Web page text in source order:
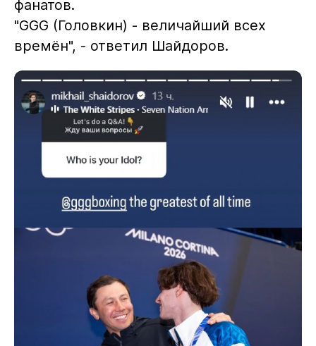
фанатов.
"GGG (Головкин) - величайший всех
времён", - ответил Шайдоров.